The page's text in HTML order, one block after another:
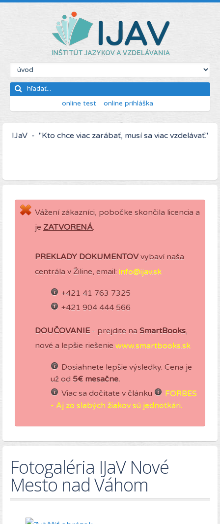
online test online prihláška
IJaV - "Kto chce viac zarábať, musí sa viac vzdelávať."
Vážení zákazníci, pobočke skončila licencia a
je ZATVORENÁ.
PREKLADY DOKUMENTOVvybaví naša
centrála v Žiline, email: info@ijav.sk
+421 41 763 7325
+421 904 444 566
DOUČOVANIE - prejdite na SmartBooks,
nové a lepšie riešenie www.smartbooks.sk
Dosiahnete lepšie výsledky. Cena je
už od 5€ mesačne.
Viac sa dočítate v článku
FORBES
- Aj zo slabých žiakov sú jednotkári.
Fotogaléria IJaV Nové
Mesto nad Váhom